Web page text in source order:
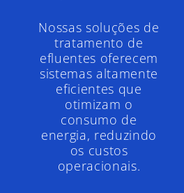
Nossas soluções de
tratamento de
efluentes oferecem
sistemas altamente
eficientes que
otimizam o
consumo de
energia, reduzindo
os custos
operacionais.